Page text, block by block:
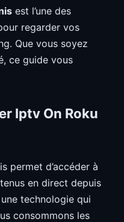
est l’une des
regarder vos
Que vous soyez
ce guide vous
Iptv On Roku
permet d’accéder à
en direct depuis
une technologie qui
consommons les